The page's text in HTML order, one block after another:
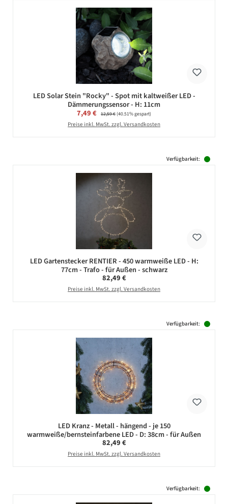
LED Solar Stein "Rocky" - Spot mit kaltweißer LED -
Dämmerungssensor - H: 11cm
Verkaufspreis:
7,49 € Regulärer Preis:
12,59 €(40.51% gespart)
Preise inkl. MwSt. zzgl. Versandkosten
Verfügbarkeit:
LED Gartenstecker RENTIER - 450 warmweiße LED - H:
77cm - Trafo - für Außen - schwarz
Regulärer Preis:
82,49 €
Preise inkl. MwSt. zzgl. Versandkosten
Verfügbarkeit:
LED Kranz - Metall - hängend - je 150
warmweiße/bernsteinfarbene LED - D: 38cm - für Außen
Regulärer Preis:
82,49 €
Preise inkl. MwSt. zzgl. Versandkosten
Verfügbarkeit: